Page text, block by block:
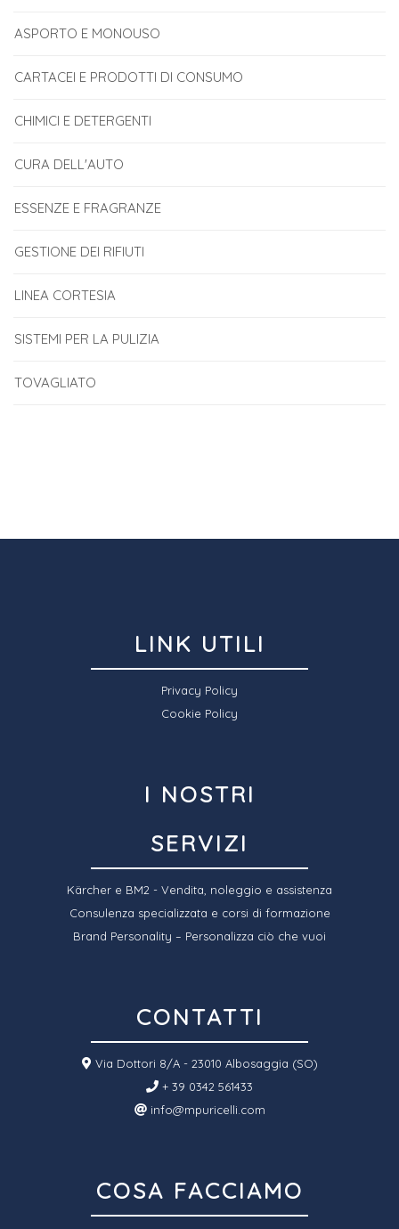
ASPORTO E MONOUSO
CARTACEI E PRODOTTI DI CONSUMO
CHIMICI E DETERGENTI
CURA DELL'AUTO
ESSENZE E FRAGRANZE
GESTIONE DEI RIFIUTI
LINEA CORTESIA
SISTEMI PER LA PULIZIA
TOVAGLIATO
LINK UTILI
Privacy Policy
Cookie Policy
I NOSTRI
SERVIZI
Kärcher e BM2 - Vendita, noleggio e assistenza
Consulenza specializzata e corsi di formazione
Brand Personality – Personalizza ciò che vuoi
CONTATTI
Via Dottori 8/A - 23010 Albosaggia (SO)
+ 39 0342 561433
info@mpuricelli.com
COSA FACCIAMO